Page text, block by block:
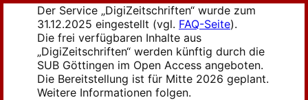
Der Service „DigiZeitschriften“ wurde zum
31.12.2025 eingestellt (vgl. FAQ-Seite).
Die frei verfügbaren Inhalte aus
„DigiZeitschriften“ werden künftig durch die
SUB Göttingen im Open Access angeboten.
Die Bereitstellung ist für Mitte 2026 geplant.
Weitere Informationen folgen.